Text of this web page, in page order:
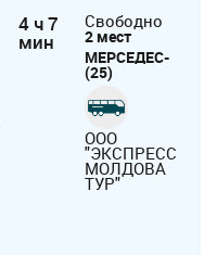
4 ч 7
мин
Свободно
2 мест
МЕРСЕДЕС-
(25)
ООО
"ЭКСПРЕСС
МОЛДОВА
ТУР"